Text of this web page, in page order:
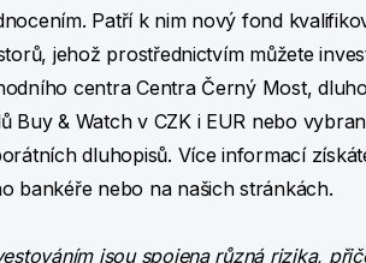
Patří k nim nový fond
jehož prostřednictvím můžete
centra Centra Černý Most,
Buy & Watch v CZK i EUR nebo
dluhopisů. Více informací
bankéře nebo na našich stránkách.
jsou spojena různá rizika,